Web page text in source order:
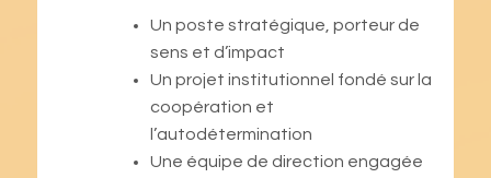
Un poste stratégique, porteur de
sens et d’impact
Un projet institutionnel fondé sur la
coopération et
l’autodétermination
Une équipe de direction engagée